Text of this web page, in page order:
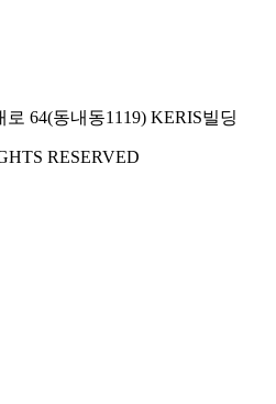
64(동내동1119) KERIS빌딩
RESERVED